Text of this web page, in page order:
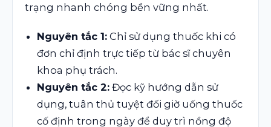
trạng nhanh chóng bền vững nhất.
Nguyên tắc 1: Chỉ sử dụng thuốc khi có
đơn chỉ định trực tiếp từ bác sĩ chuyên
khoa phụ trách.
Nguyên tắc 2: Đọc kỹ hướng dẫn sử
dụng, tuân thủ tuyệt đối giờ uống thuốc
cố định trong ngày để duy trì nồng độ